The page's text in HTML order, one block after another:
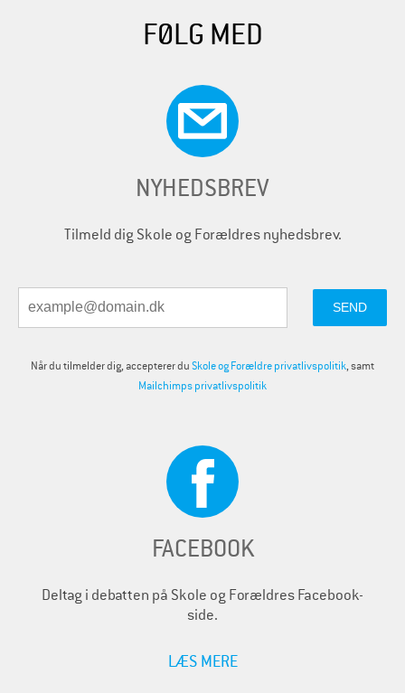
FØLG MED
NYHEDSBREV
Tilmeld dig Skole og Forældres nyhedsbrev.
Når du tilmelder dig, accepterer duSkole og Forældre privatlivspolitik, samt
Mailchimps privatlivspolitik
FACEBOOK
Deltag i debatten på Skole og Forældres Facebook-
side.
LÆS MERE